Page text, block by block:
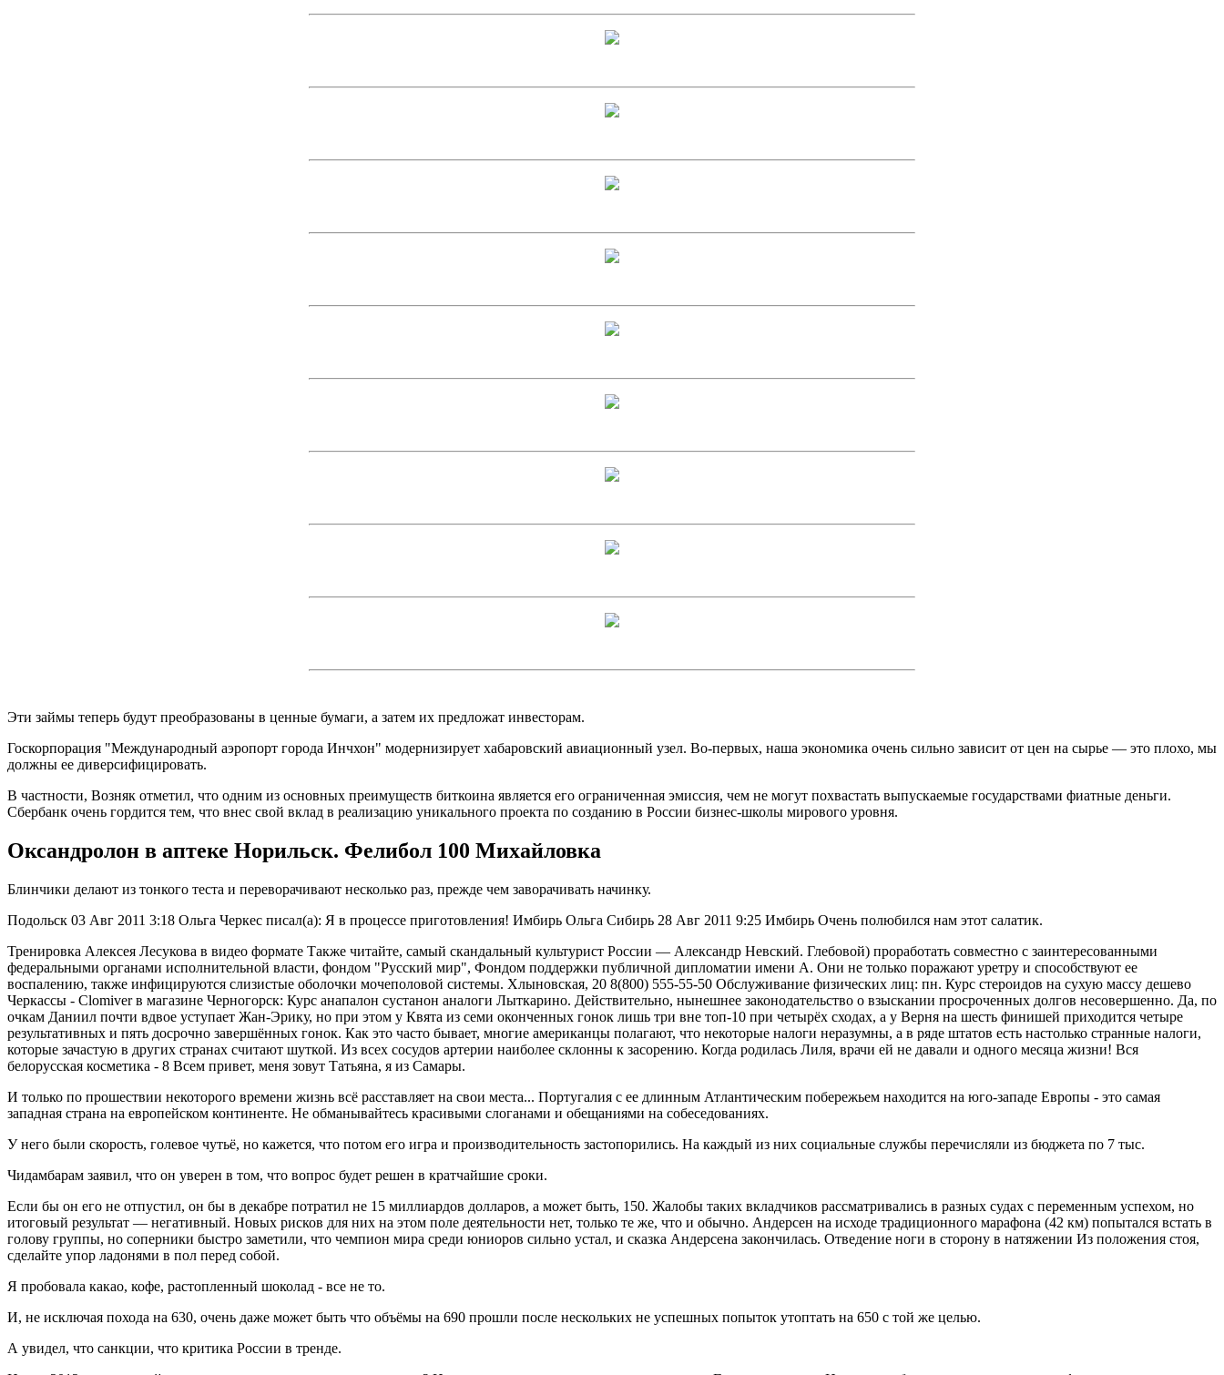
Эти займы теперь будут преобразованы в ценные бумаги, а затем их предложат инвесторам.
Госкорпорация "Международный аэропорт города Инчхон" модернизирует хабаровский авиационный узел. Во-первых, наша экономика очень сильно зависит от цен на сырье — это плохо, мы
должны ее диверсифицировать.
В частности, Возняк отметил, что одним из основных преимуществ биткоина является его ограниченная эмиссия, чем не могут похвастать выпускаемые государствами фиатные деньги.
Сбербанк очень гордится тем, что внес свой вклад в реализацию уникального проекта по созданию в России бизнес-школы мирового уровня.
Оксандролон в аптеке Норильск. Фелибол 100 Михайловка
Блинчики делают из тонкого теста и переворачивают несколько раз, прежде чем заворачивать начинку.
Подольск 03 Авг 2011 3:18 Ольга Черкес писал(а): Я в процессе приготовления! Имбирь Ольга Сибирь 28 Авг 2011 9:25 Имбирь Очень полюбился нам этот салатик.
Тренировка Алексея Лесукова в видео формате Также читайте, самый скандальный культурист России — Александр Невский. Глебовой) проработать совместно с заинтересованными
федеральными органами исполнительной власти, фондом "Русский мир", Фондом поддержки публичной дипломатии имени А. Они не только поражают уретру и способствуют ее
воспалению, также инфицируются слизистые оболочки мочеполовой системы. Хлыновская, 20 8(800) 555-55-50 Обслуживание физических лиц: пн. Курс стероидов на сухую массу дешево
Черкассы - Clomiver в магазине Черногорск: Курс анапалон сустанон аналоги Лыткарино. Действительно, нынешнее законодательство о взыскании просроченных долгов несовершенно. Да, по
очкам Даниил почти вдвое уступает Жан-Эрику, но при этом у Квята из семи оконченных гонок лишь три вне топ-10 при четырёх сходах, а у Верня на шесть финишей приходится четыре
результативных и пять досрочно завершённых гонок. Как это часто бывает, многие американцы полагают, что некоторые налоги неразумны, а в ряде штатов есть настолько странные налоги,
которые зачастую в других странах считают шуткой. Из всех сосудов артерии наиболее склонны к засорению. Когда родилась Лиля, врачи ей не давали и одного месяца жизни! Вся
белорусская косметика - 8 Всем привет, меня зовут Татьяна, я из Самары.
И только по прошествии некоторого времени жизнь всё расставляет на свои места... Португалия с ее длинным Атлантическим побережьем находится на юго-западе Европы - это самая
западная страна на европейском континенте. Не обманывайтесь красивыми слоганами и обещаниями на собеседованиях.
У него были скорость, голевое чутьё, но кажется, что потом его игра и производительность застопорились. На каждый из них социальные службы перечисляли из бюджета по 7 тыс.
Чидамбарам заявил, что он уверен в том, что вопрос будет решен в кратчайшие сроки.
Если бы он его не отпустил, он бы в декабре потратил не 15 миллиардов долларов, а может быть, 150. Жалобы таких вкладчиков рассматривались в разных судах с переменным успехом, но
итоговый результат — негативный. Новых рисков для них на этом поле деятельности нет, только те же, что и обычно. Андерсен на исходе традиционного марафона (42 км) попытался встать в
голову группы, но соперники быстро заметили, что чемпион мира среди юниоров сильно устал, и сказка Андерсена закончилась. Отведение ноги в сторону в натяжении Из положения стоя,
сделайте упор ладонями в пол перед собой.
Я пробовала какао, кофе, растопленный шоколад - все не то.
И, не исключая похода на 630, очень даже может быть что объёмы на 690 прошли после нескольких не успешных попыток утоптать на 650 с той же целью.
А увидел, что санкции, что критика России в тренде.